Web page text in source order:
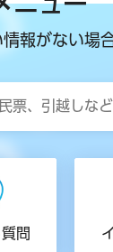
報がない場
問